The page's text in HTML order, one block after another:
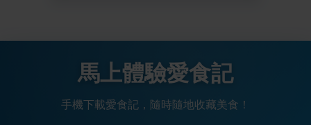
馬上體驗愛食記
手機下載愛食記，隨時隨地收藏美食！